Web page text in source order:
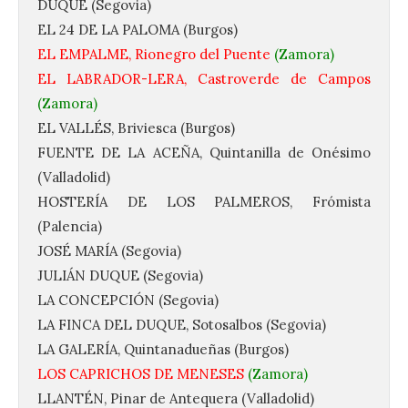
DUQUE (Segovia)
EL 24 DE LA PALOMA (Burgos)
EL EMPALME, Rionegro del Puente (Zamora)
EL LABRADOR-LERA, Castroverde de Campos
(Zamora)
EL VALLÉS, Briviesca (Burgos)
FUENTE DE LA ACEÑA, Quintanilla de Onésimo
(Valladolid)
HOSTERÍA DE LOS PALMEROS, Frómista
(Palencia)
JOSÉ MARÍA (Segovia)
JULIÁN DUQUE (Segovia)
LA CONCEPCIÓN (Segovia)
LA FINCA DEL DUQUE, Sotosalbos (Segovia)
LA GALERÍA, Quintanadueñas (Burgos)
LOS CAPRICHOS DE MENESES (Zamora)
LLANTÉN, Pinar de Antequera (Valladolid)